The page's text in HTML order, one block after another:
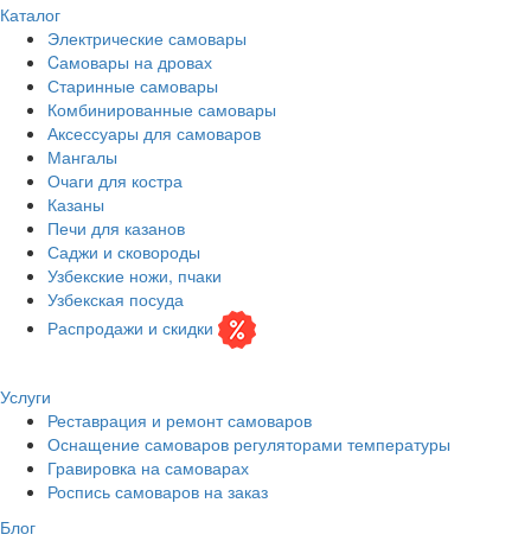
Каталог
Электрические самовары
Cамовары на дровах
Старинные самовары
Комбинированные самовары
Аксессуары для самоваров
Мангалы
Очаги для костра
Казаны
Печи для казанов
Саджи и сковороды
Узбекские ножи, пчаки
Узбекская посуда
Распродажи и скидки
Услуги
Реставрация и ремонт самоваров
Оснащение самоваров регуляторами температуры
Гравировка на самоварах
Роспись самоваров на заказ
Блог